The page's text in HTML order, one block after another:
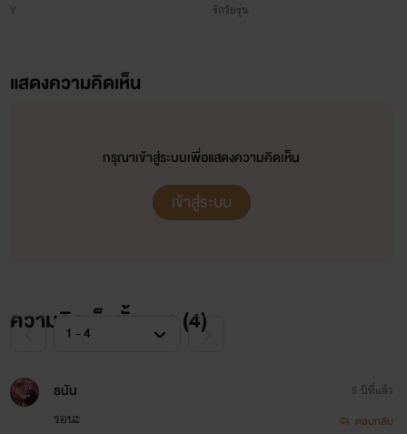
นิว"โอ๊ๆๆๆ ไม่เป็นไรนะ เธอยังมีฉันนะ"
ทราย"แต่ฉันรักเขา ฉันรักเขานะนิว ฮึก"น้ำตาเเห่งความ
เสียใจของฉันใหล่ลงมารดเสื้อยูนิฟอร์มของนิวจนเปียกไปหมด
นิว"เธอยังมีฉันนะ เธอจะไปสนใจทำไมกับอีเเค่ผู้ชายที่ไม่รู้
จักของดีอย่างเรนเดียร์เธอนะมันนางฟ้าชัดๆ เขามองเธอเเค่
Y
รักวัยรุ่น
แสดงความคิดเห็น
กรุณาเข้าสู่ระบบเพื่อแสดงความคิดเห็น
เข้าสู่ระบบ
ความคิดเห็นทั้งหมด (4)
ธนัน
รอนะ
5 ปีที่แล้ว
ตอบกลับ